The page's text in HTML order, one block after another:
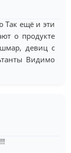
Так ещё и эти
о продукте
девиц с
Видимо